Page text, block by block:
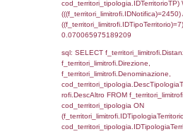
SEPARATOR '; ')